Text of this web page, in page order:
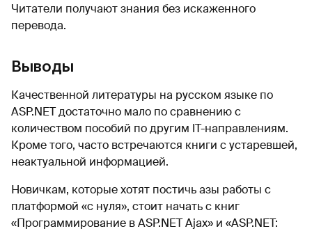
Читатели получают знания без искаженного
перевода.
Выводы
Качественной литературы на русском языке по
ASP.NET достаточно мало по сравнению с
количеством пособий по другим IT-направлениям.
Кроме того, часто встречаются книги с устаревшей,
неактуальной информацией.
Новичкам, которые хотят постичь азы работы с
платформой «с нуля», стоит начать с книг
«Программирование в ASP.NET Ajax» и «ASP.NET: